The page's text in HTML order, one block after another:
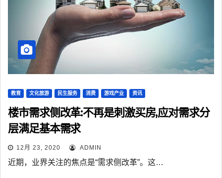
教育 文化旅游 民生服务 消费 游戏产业 资讯
楼市需求侧改革:不再是刺激买房,应对需求分
层满足基本需求
12月 23, 2020 ADMIN
近期，业界关注的焦点是“需求侧改革”。这…